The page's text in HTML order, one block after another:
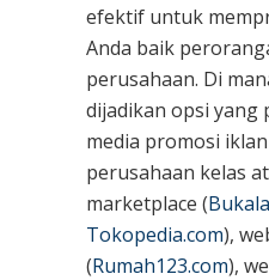
efektif untuk
Anda baik
perusahaan. Di
dijadikan opsi
media promosi
perusahaan kelas
marketplace (
Tokopedia.com),
(Rumah123.com),